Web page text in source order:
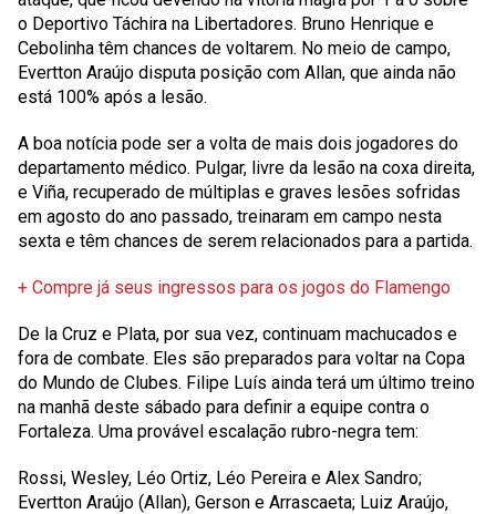
o Deportivo Táchira na Libertadores. Bruno Henrique e
Cebolinha têm chances de voltarem. No meio de campo,
Evertton Araújo disputa posição com Allan, que ainda não
está 100% após a lesão.
A boa notícia pode ser a volta de mais dois jogadores do
departamento médico. Pulgar, livre da lesão na coxa direita,
e Viña, recuperado de múltiplas e graves lesões sofridas
em agosto do ano passado, treinaram em campo nesta
sexta e têm chances de serem relacionados para a partida.
+ Compre já seus ingressos para os jogos do Flamengo
De la Cruz e Plata, por sua vez, continuam machucados e
fora de combate. Eles são preparados para voltar na Copa
do Mundo de Clubes. Filipe Luís ainda terá um último treino
na manhã deste sábado para definir a equipe contra o
Fortaleza. Uma provável escalação rubro-negra tem:
Rossi, Wesley, Léo Ortiz, Léo Pereira e Alex Sandro;
Evertton Araújo (Allan), Gerson e Arrascaeta; Luiz Araújo,